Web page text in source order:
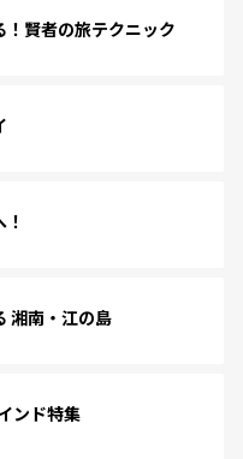
賢者の旅テクニック
湘南・江の島
ンド特集